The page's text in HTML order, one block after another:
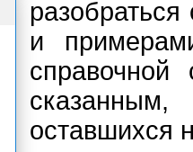
и
оставшихся